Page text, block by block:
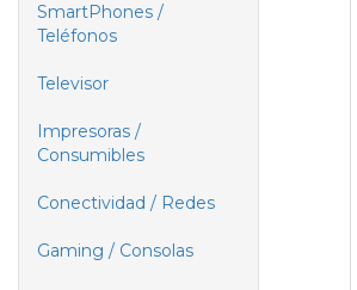
SmartPhones /
Teléfonos
Televisor
Impresoras /
Consumibles
Conectividad / Redes
Gaming / Consolas